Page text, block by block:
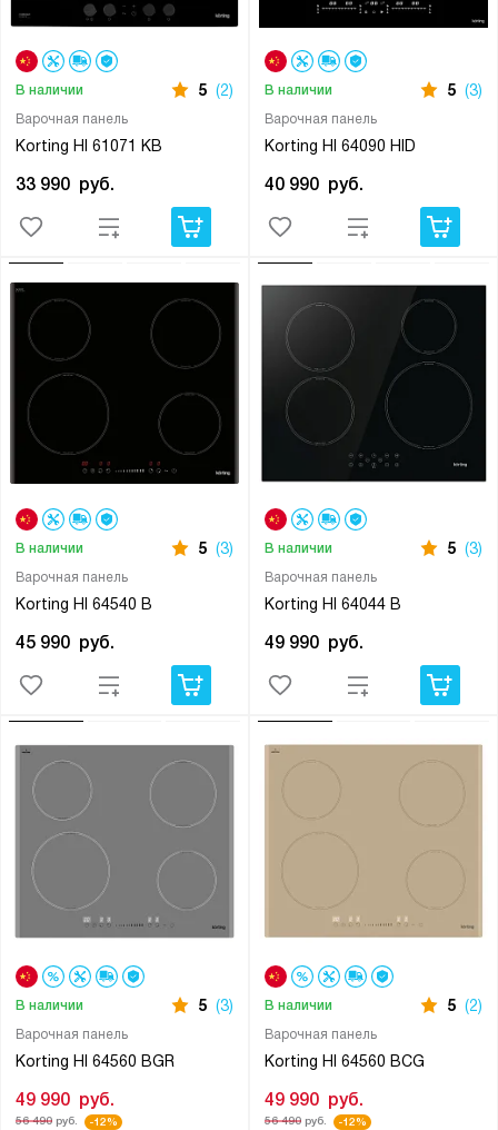
Варочная панель
Korting HI 61071 KB
В наличии 5 (2)
33 990 руб.
Варочная панель
Korting HI 64090 HID
В наличии 5 (3)
40 990 руб.
Варочная панель
Korting HI 64540 B
В наличии 5 (3)
45 990 руб.
Варочная панель
Korting HI 64044 B
В наличии 5 (3)
49 990 руб.
Варочная панель
Korting HI 64560 BGR
В наличии 5 (3)
49 990 руб.
56 490руб. -12%
Варочная панель
Korting HI 64560 BCG
В наличии 5 (2)
49 990 руб.
56 490руб. -12%